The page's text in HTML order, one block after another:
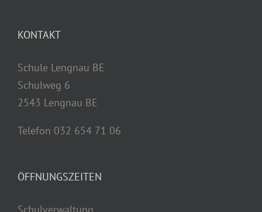
KONTAKT
Schule Lengnau BE
Schulweg 6
2543 Lengnau BE
Telefon 032 654 71 06
ÖFFNUNGSZEITEN
Schulverwaltung